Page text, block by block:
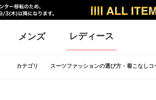
メンズ レディース
カテゴリ スーツファッションの選び方・着こなしコ